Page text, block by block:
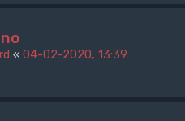
« 04-02-2020, 13:39